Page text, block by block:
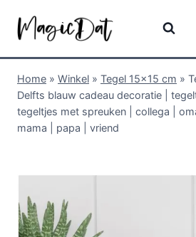
Home » Winkel » Tegel 15x15 cm »
Delfts blauw cadeau decoratie |
tegeltjes met spreuken | collega |
mama | papa | vriend